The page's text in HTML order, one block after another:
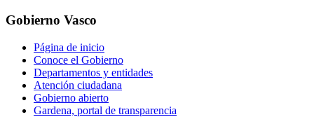
Gobierno Vasco
Página de inicio
Conoce el Gobierno
Departamentos y entidades
Atención ciudadana
Gobierno abierto
Gardena, portal de transparencia